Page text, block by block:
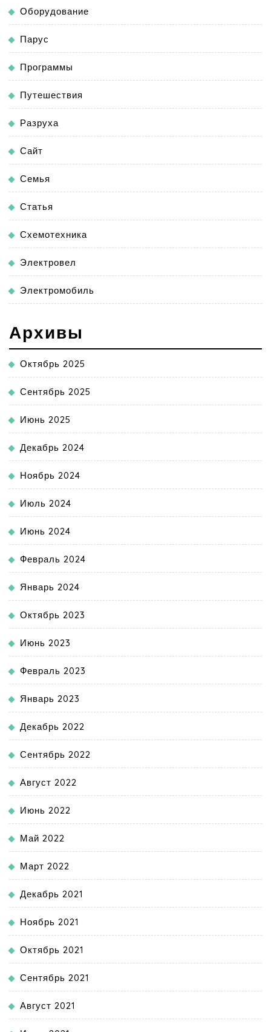
Оборудование
Парус
Программы
Путешествия
Разруха
Сайт
Семья
Статья
Схемотехника
Электровел
Электромобиль
Архивы
Октябрь 2025
Сентябрь 2025
Июнь 2025
Декабрь 2024
Ноябрь 2024
Июль 2024
Июнь 2024
Февраль 2024
Январь 2024
Октябрь 2023
Июнь 2023
Февраль 2023
Январь 2023
Декабрь 2022
Сентябрь 2022
Август 2022
Июнь 2022
Май 2022
Март 2022
Декабрь 2021
Ноябрь 2021
Октябрь 2021
Сентябрь 2021
Август 2021